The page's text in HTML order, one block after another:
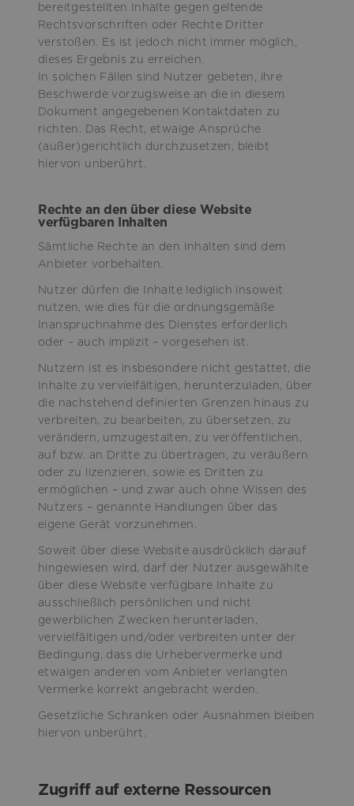
bereitgestellten Inhalte gegen geltende
Rechtsvorschriften oder Rechte Dritter
verstoßen. Es ist jedoch nicht immer möglich,
dieses Ergebnis zu erreichen.
In solchen Fällen sind Nutzer gebeten, ihre
Beschwerde vorzugsweise an die in diesem
Dokument angegebenen Kontaktdaten zu
richten. Das Recht, etwaige Ansprüche
(außer)gerichtlich durchzusetzen, bleibt
hiervon unberührt.
Rechte an den über diese Website
verfügbaren Inhalten
Sämtliche Rechte an den Inhalten sind dem
Anbieter vorbehalten.
Nutzer dürfen die Inhalte lediglich insoweit
nutzen, wie dies für die ordnungsgemäße
Inanspruchnahme des Dienstes erforderlich
oder – auch implizit – vorgesehen ist.
Nutzern ist es insbesondere nicht gestattet, die
Inhalte zu vervielfältigen, herunterzuladen, über
die nachstehend definierten Grenzen hinaus zu
verbreiten, zu bearbeiten, zu übersetzen, zu
verändern, umzugestalten, zu veröffentlichen,
auf bzw. an Dritte zu übertragen, zu veräußern
oder zu lizenzieren, sowie es Dritten zu
ermöglichen – und zwar auch ohne Wissen des
Nutzers – genannte Handlungen über das
eigene Gerät vorzunehmen.
Soweit über diese Website ausdrücklich darauf
hingewiesen wird, darf der Nutzer ausgewählte
über diese Website verfügbare Inhalte zu
ausschließlich persönlichen und nicht
gewerblichen Zwecken herunterladen,
vervielfältigen und/oder verbreiten unter der
Bedingung, dass die Urhebervermerke und
etwaigen anderen vom Anbieter verlangten
Vermerke korrekt angebracht werden.
Gesetzliche Schranken oder Ausnahmen bleiben
hiervon unberührt.
Zugriff auf externe Ressourcen